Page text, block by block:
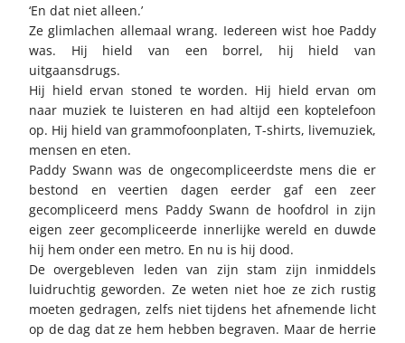
‘En dat niet alleen.’
Ze glimlachen allemaal wrang. Iedereen wist hoe Paddy
was. Hij hield van een borrel, hij hield van
uitgaansdrugs.
Hij hield ervan stoned te worden. Hij hield ervan om
naar muziek te luisteren en had altijd een koptelefoon
op. Hij hield van grammofoonplaten, T-shirts, livemuziek,
mensen en eten.
Paddy Swann was de ongecompliceerdste mens die er
bestond en veertien dagen eerder gaf een zeer
gecompliceerd mens Paddy Swann de hoofdrol in zijn
eigen zeer gecompliceerde innerlijke wereld en duwde
hij hem onder een metro. En nu is hij dood.
De overgebleven leden van zijn stam zijn inmiddels
luidruchtig geworden. Ze weten niet hoe ze zich rustig
moeten gedragen, zelfs niet tijdens het afnemende licht
op de dag dat ze hem hebben begraven. Maar de herrie